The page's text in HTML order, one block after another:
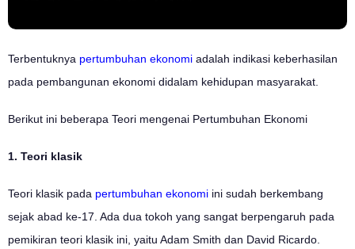
Terbentuknya pertumbuhan ekonomi adalah indikasi keberhasilan
pada pembangunan ekonomi didalam kehidupan masyarakat.
Berikut ini beberapa Teori mengenai Pertumbuhan Ekonomi
1. Teori klasik
Teori klasik pada pertumbuhan ekonomi ini sudah berkembang
sejak abad ke-17. Ada dua tokoh yang sangat berpengaruh pada
pemikiran teori klasik ini, yaitu Adam Smith dan David Ricardo.